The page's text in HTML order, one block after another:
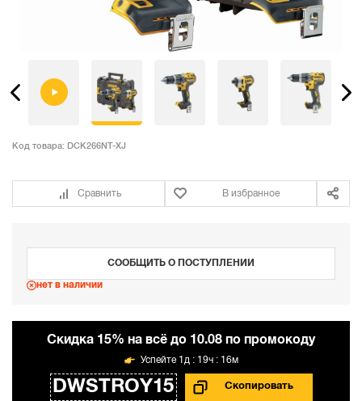
Код товара: DCK266NT-XJ
Сравнить В избранное
СООБЩИТЬ О ПОСТУПЛЕНИИ
нет в наличии
Cкидка 15% на всё до 10.08 по промокоду
DWSTROY15
1д : 19ч : 16м